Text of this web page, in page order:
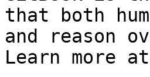
that both
and reason
Learn more